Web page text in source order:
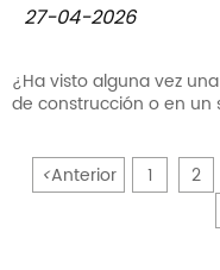
27-04-2026
¿Ha visto alguna vez
de construcción o en
moderna. Con el
cada vez más
máquina que ofrezca
<Anterior 1 2